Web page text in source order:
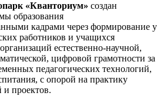
«Кванториум» создан
образования
кадрами через формирование у
работников и учащихся
естественно-научной,
цифровой грамотности за
педагогических технологий,
с опорой на практику
и проектов.